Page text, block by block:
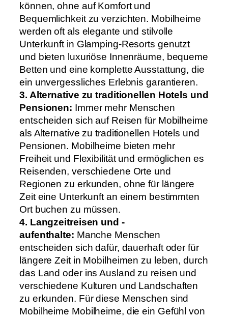
können, ohne auf Komfort und
Bequemlichkeit zu verzichten. Mobilheime
werden oft als elegante und stilvolle
Unterkunft in Glamping-Resorts genutzt
und bieten luxuriöse Innenräume, bequeme
Betten und eine komplette Ausstattung, die
ein unvergessliches Erlebnis garantieren.
3. Alternative zu traditionellen Hotels und
Pensionen: Immer mehr Menschen
entscheiden sich auf Reisen für Mobilheime
als Alternative zu traditionellen Hotels und
Pensionen. Mobilheime bieten mehr
Freiheit und Flexibilität und ermöglichen es
Reisenden, verschiedene Orte und
Regionen zu erkunden, ohne für längere
Zeit eine Unterkunft an einem bestimmten
Ort buchen zu müssen.
4. Langzeitreisen und -
aufenthalte: Manche Menschen
entscheiden sich dafür, dauerhaft oder für
längere Zeit in Mobilheimen zu leben, durch
das Land oder ins Ausland zu reisen und
verschiedene Kulturen und Landschaften
zu erkunden. Für diese Menschen sind
Mobilheime Mobilheime, die ein Gefühl von